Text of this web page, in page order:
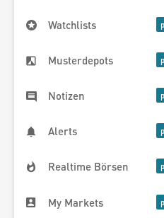
Watchlists
Musterdepots
Notizen
Alerts
Realtime Börsen
My Markets